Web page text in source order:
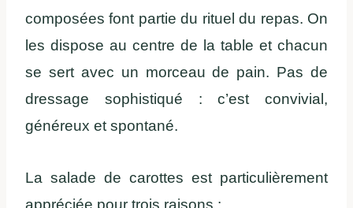
composées font partie du rituel du repas. On
les dispose au centre de la table et chacun
se sert avec un morceau de pain. Pas de
dressage sophistiqué : c’est convivial,
généreux et spontané.
La salade de carottes est particulièrement
appréciée pour trois raisons :